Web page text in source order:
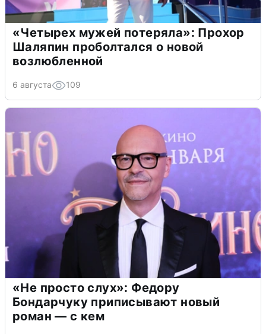
«Четырех мужей потеряла»: Прохор
Шаляпин проболтался о новой
возлюбленной
6 августа 109
«Не просто слух»: Федору
Бондарчуку приписывают новый
роман — с кем